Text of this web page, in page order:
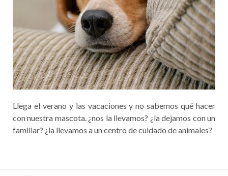
Llega el verano y las vacaciones y no sabemos qué hacer
con nuestra mascota. ¿nos la llevamos? ¿la dejamos con un
familiar? ¿la llevamos a un centro de cuidado de animales?